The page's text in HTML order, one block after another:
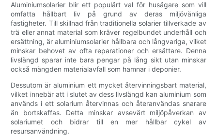
Aluminiumsolarier blir ett populärt val för husägare som vill
omfatta hållbart liv på grund av deras miljövänliga
fastigheter. Till skillnad från traditionella solarier tillverkade av
trä eller annat material som kräver regelbundet underhåll och
ersättning, är aluminiumsolarier hållbara och långvariga, vilket
minskar behovet av ofta reparationer och ersättare. Denna
livslängd sparar inte bara pengar på lång sikt utan minskar
också mängden materialavfall som hamnar i deponier.
Dessutom är aluminium ett mycket återvinningsbart material,
vilket innebär att i slutet av dess livslängd kan aluminium som
används i ett solarium återvinnas och återanvändas snarare
än bortskaffas. Detta minskar avsevärt miljöpåverkan av
solariumet och bidrar till en mer hållbar cykel av
resursanvändning.